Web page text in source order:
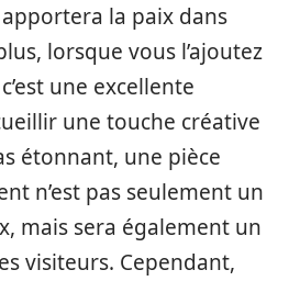
la paix dans
lorsque vous l’ajoutez
une excellente
une touche créative
étonnant, une pièce
n’est pas seulement un
mais sera également un
visiteurs. Cependant,